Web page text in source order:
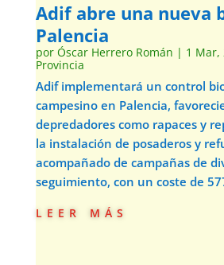
Adif abre una nueva
Palencia
por Óscar Herrero Román | 1 Mar,
Provincia
Adif implementará un control
campesino en Palencia,
depredadores como rapaces y
la instalación de posaderos y
acompañado de campañas de
seguimiento, con un coste de
leer más